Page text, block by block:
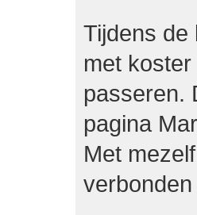
Tijdens de
met
passeren.
pagina
Met